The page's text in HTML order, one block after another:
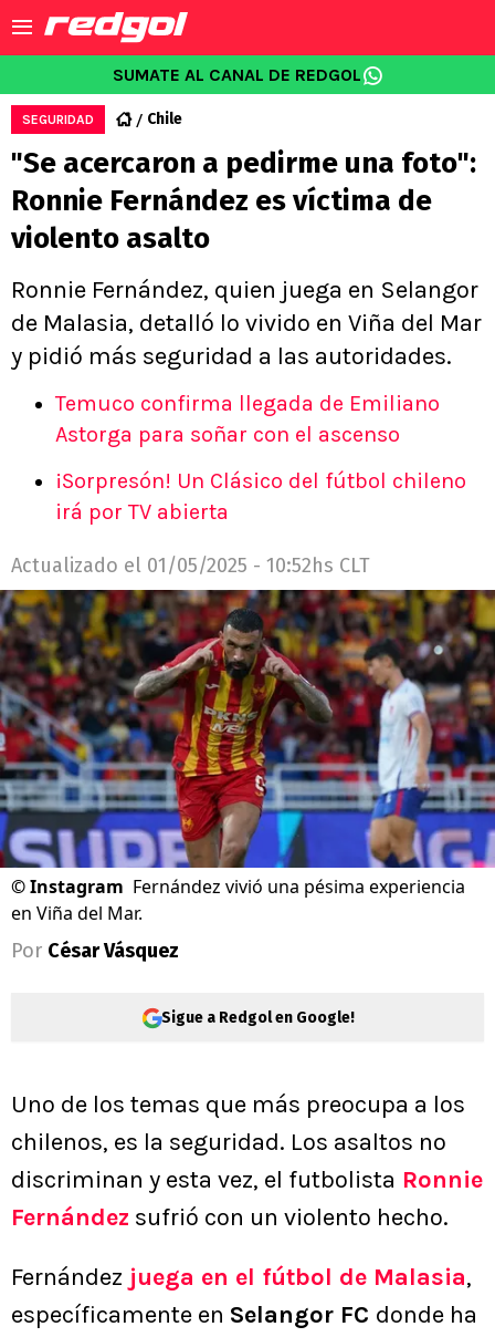
SUMATE AL CANAL DE REDGOL
SEGURIDAD Chile
"Se acercaron a pedirme una foto":
Ronnie Fernández es víctima de
violento asalto
Ronnie Fernández, quien juega en Selangor
de Malasia, detalló lo vivido en Viña del Mar
y pidió más seguridad a las autoridades.
Temuco confirma llegada de Emiliano
Astorga para soñar con el ascenso
¡Sorpresón! Un Clásico del fútbol chileno
irá por TV abierta
Actualizado el 01/05/2025 - 10:52hs CLT
©Instagram Fernández vivió una pésima experiencia
en Viña del Mar.
Por César Vásquez
Sigue a Redgol en Google!
Uno de los temas que más preocupa a los
chilenos, es la seguridad. Los asaltos no
discriminan y esta vez, el futbolista Ronnie
Fernández sufrió con un violento hecho.
Fernández juega en el fútbol de Malasia,
específicamente en Selangor FC donde ha